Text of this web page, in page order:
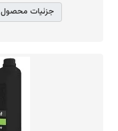
جزئیات محصول